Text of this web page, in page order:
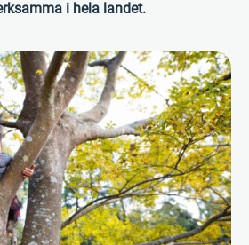
i hela landet.